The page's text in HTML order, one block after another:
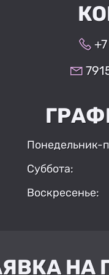
Понедельник-
Суббота:
Воскресенье:
НА